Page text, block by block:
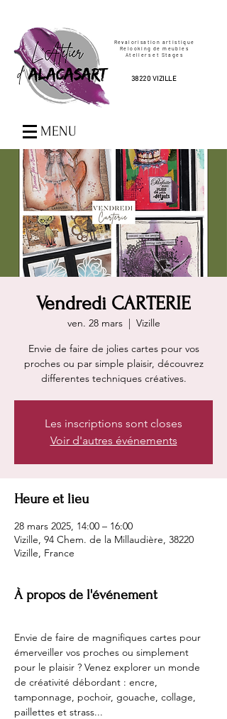
Revalorisation artistique
Relooking de meubles
Ateliers et Stages
38220 VIZILLE
MENU
Vendredi CARTERIE
ven. 28 mars
  |
Vizille
Envie de faire de jolies cartes pour vos
proches ou par simple plaisir, découvrez
differentes techniques créatives.
Les inscriptions sont closes
Voir d'autres événements
Heure et lieu
28 mars 2025, 14:00 – 16:00
Vizille, 94 Chem. de la Millaudière, 38220
Vizille, France
À propos de l'événement
Envie de faire de magnifiques cartes pour
émerveiller vos proches ou simplement
pour le plaisir ? Venez explorer un monde
de créativité débordant : encre,
tamponnage, pochoir, gouache, collage,
paillettes et strass...